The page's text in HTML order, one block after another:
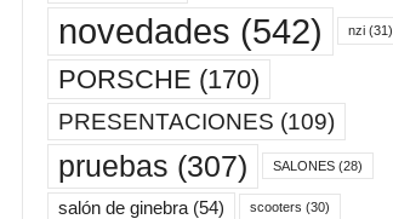
novedades (542) nzi(31)
PORSCHE (170)
PRESENTACIONES (109)
pruebas (307) SALONES(28)
salón de ginebra(54) scooters (30)